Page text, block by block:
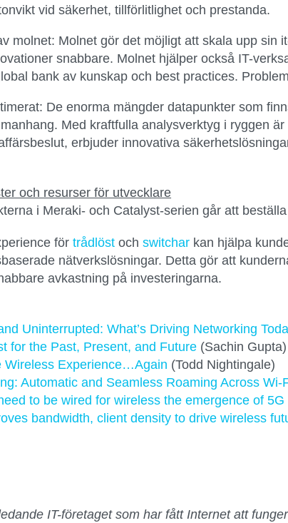
vid säkerhet, tillförlitlighet och prestanda.
molnet: Molnet gör det möjligt att skala upp sin
snabbare. Molnet hjälper också IT-
bank av kunskap och best practices.
De enorma mängder datapunkter som
Med kraftfulla analysverktyg i ryggen
erbjuder innovativa
och resurser för utvecklare
i Meraki- och Catalyst-serien går att
förtrådlöst ochswitchar kan hjälpa
nätverkslösningar. Detta gör att
avkastning på investeringarna.
Uninterrupted: What’s Driving Networking
for the Past, Present, and Future (Sachin Gupta)
Wireless Experience…Again (Todd Nightingale)
Automatic and Seamless Roaming Across Wi-
to be wired for wireless the emergence of
bandwidth, client density to drive wireless
IT-företaget som har fått Internet att